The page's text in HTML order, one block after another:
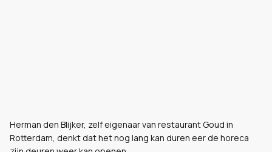
Herman den Blijker, zelf eigenaar van restaurant Goud in
Rotterdam, denkt dat het nog lang kan duren eer de horeca